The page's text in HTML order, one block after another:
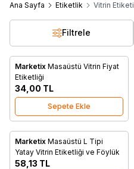
Ana Sayfa Etiketlik Vitrin Etiketi
Filtrele
Favorilere Ekle
Marketix Masaüstü Vitrin Fiyat
Etiketliği
34,00 TL
Sepete Ekle
Favorilere Ekle
Marketix Masaüstü L Tipi
Yatay Vitrin Etiketliği ve Föylük
58,13 TL